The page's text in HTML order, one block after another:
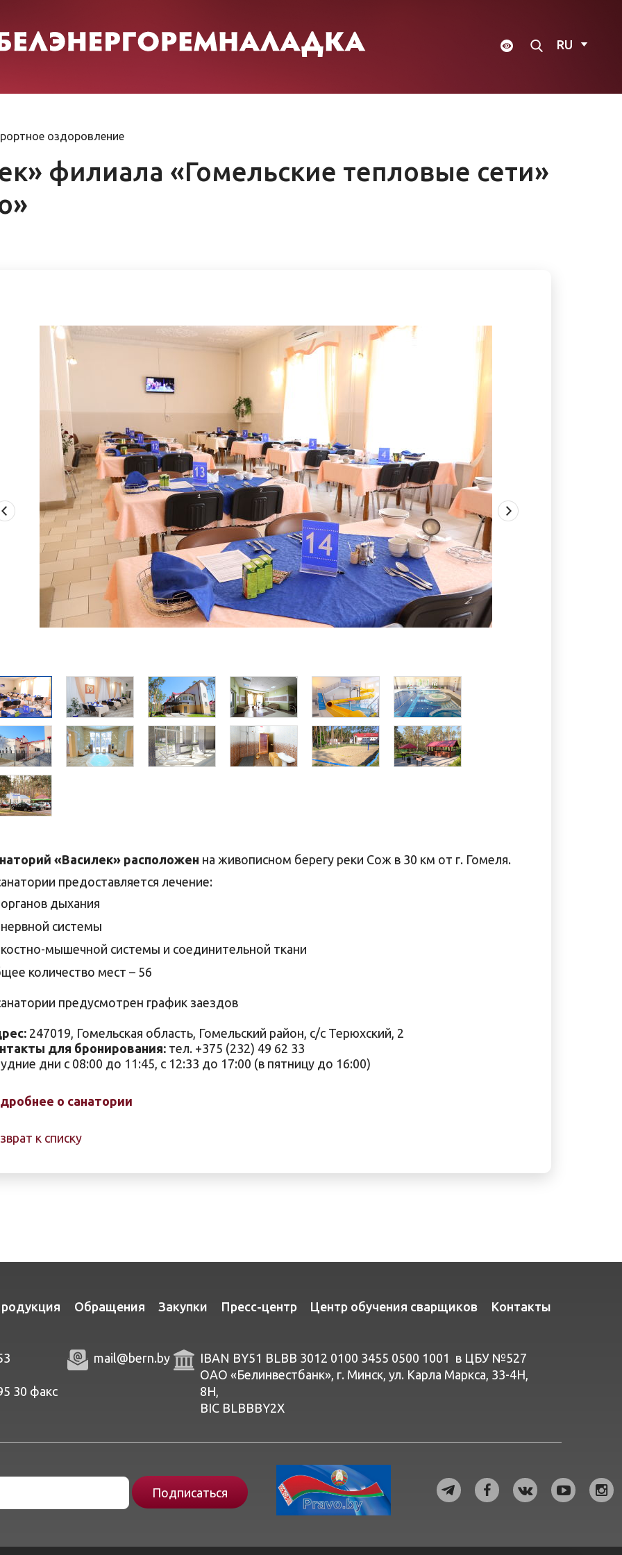
RU
оздоровление
филиала «Гомельские тепловые сети»
«Василек» расположен на живописном берегу реки Сож в 30 км от г. Гомеля.
предоставляется лечение:
органов дыхания
нервной системы
костно-мышечной системы и соединительной ткани
количество мест – 56
предусмотрен график заездов
247019, Гомельская область, Гомельский район, с/с Терюхский, 2
для бронирования:тел. +375 (232) 49 62 33
дни с 08:00 до 11:45, с 12:33 до 17:00 (в пятницу до 16:00)
о санатории
к списку
Обращения Закупки Пресс-центр Центр обучения сварщиков Контакты
30 факc
mail@bern.by
IBAN BY51 BLBB 3012 0100 3455 0500 1001 в ЦБУ №527
ОАО «Белинвестбанк», г. Минск, ул. Карла Маркса, 33-4Н,
8Н,
BIC BLBBBY2X